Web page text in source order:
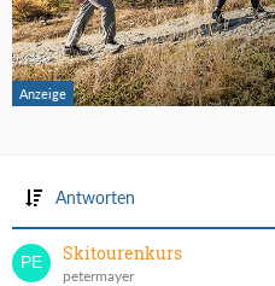
Antworten
Skitourenkurs
petermayer